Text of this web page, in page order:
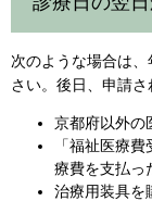
次のような場合は
さい。後日、申請さ
京都府以外の
「福祉医療
療費を支払っ
治療用装具を